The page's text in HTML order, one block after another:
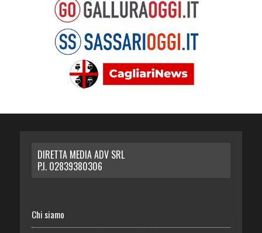
DIRETTA MEDIA ADV SRL
P.I. 02839380306
Chi siamo